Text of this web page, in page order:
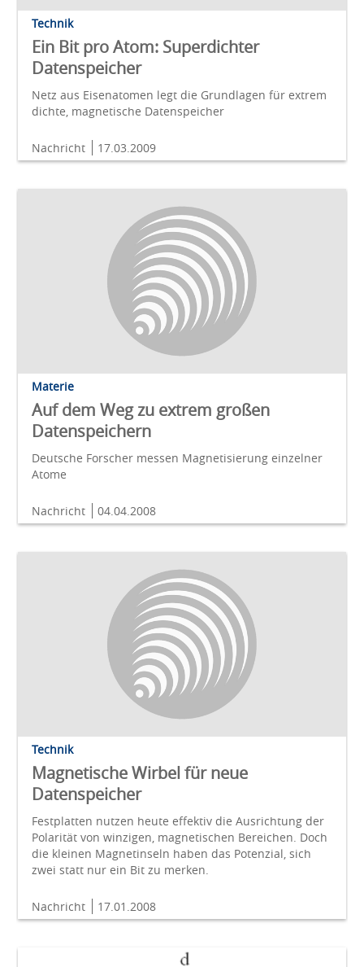
Technik
Ein Bit pro Atom: Superdichter
Datenspeicher
Netz aus Eisenatomen legt die Grundlagen für extrem
dichte, magnetische Datenspeicher
Nachricht 17.03.2009
Materie
Auf dem Weg zu extrem großen
Datenspeichern
Deutsche Forscher messen Magnetisierung einzelner
Atome
Nachricht 04.04.2008
Technik
Magnetische Wirbel für neue
Datenspeicher
Festplatten nutzen heute effektiv die Ausrichtung der
Polarität von winzigen, magnetischen Bereichen. Doch
die kleinen Magnetinseln haben das Potenzial, sich
zwei statt nur ein Bit zu merken.
Nachricht 17.01.2008